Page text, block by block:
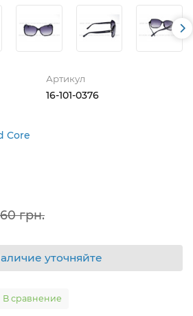
Артикул
16-101-0376
Core
грн.
уточняйте
В сравнение